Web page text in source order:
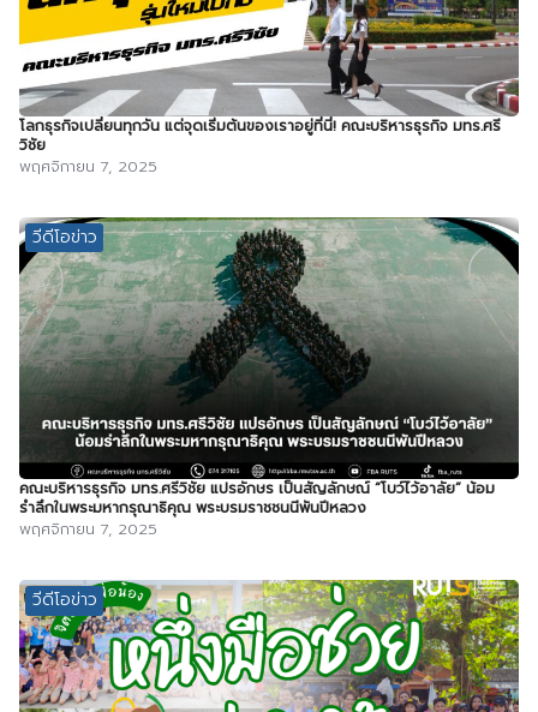
โลกธุรกิจเปลี่ยนทุกวัน แต่จุดเริ่มต้นของเราอยู่ที่นี่! คณะบริหารธุรกิจ มทร.ศรี
วิชัย
พฤศจิกายน 7, 2025
วีดีโอข่าว
คณะบริหารธุรกิจ มทร.ศรีวิชัย แปรอักษร เป็นสัญลักษณ์ “โบว์ไว้อาลัย” น้อม
รำลึกในพระมหากรุณาธิคุณ พระบรมราชชนนีพันปีหลวง
พฤศจิกายน 7, 2025
วีดีโอข่าว